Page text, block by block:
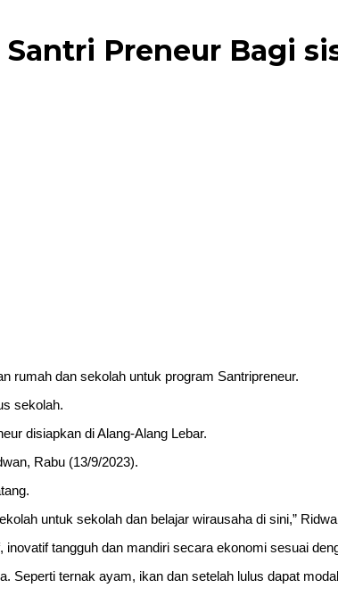
Preneur Bagi
rumah dan sekolah untuk program Santripreneur.
sekolah.
disiapkan di Alang-Alang Lebar.
Rabu (13/9/2023).
untuk sekolah dan belajar wirausaha di sini,”
tangguh dan mandiri secara ekonomi sesuai
ternak ayam, ikan dan setelah lulus dapat